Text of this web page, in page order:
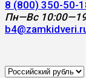
8 (800) 350-50-
Пн—Вс